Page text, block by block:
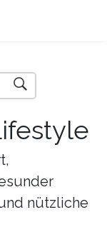
nützliche